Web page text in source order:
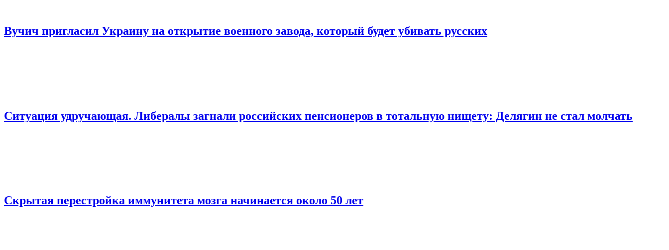
Вучич пригласил Украину на открытие военного завода, который будет убивать русских
Ситуация удручающая. Либералы загнали российских пенсионеров в тотальную нищету: Делягин не стал молчать
Скрытая перестройка иммунитета мозга начинается около 50 лет